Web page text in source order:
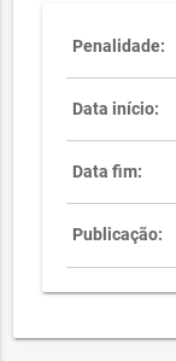
Penalidade:
Data início:
Data fim:
Publicação: